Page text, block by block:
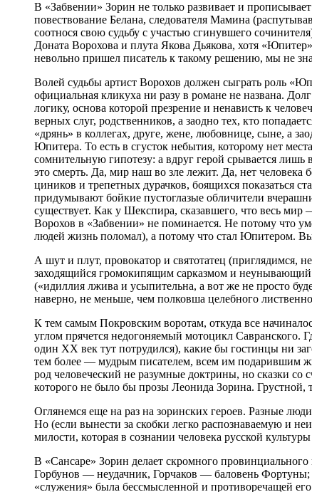
В «Забвении» Зорин не только развивает и
повествование Белана, следователя Мамина
соотнося свою судьбу с участью сгинувшего
Доната Ворохова и плута Якова Дьякова, хотя
невольно пришел писатель к такому решению, мы не
Волей судьбы артист Ворохов должен сыграть роль
официальная кликуха ни разу в романе не названа.
логику, основа которой презрение и ненависть к
верных слуг, родственников, а заодно тех, кто
«дрянь» в коллегах, друге, жене, любовнице, сыне, а
Юпитера. То есть в сгусток небытия, которому нет
сомнительную гипотезу: а вдруг герой срывается
это смерть. Да, мир наш во зле лежит. Да, нет человека
циников и трепетных дурачков, боящихся показаться
придумывают бойкие пустоглазые обличители
существует. Как у Шекспира, сказавшего, что весь
Ворохов в «Забвении» не поминается. Не потому что
людей жизнь поломал), а потому что стал Юпитером.
А шут и плут, провокатор и святотатец (приглядимся,
заходящийся громокипящим сарказмом и неунывающий
(«идиллия лжива и усыпительна, а вот же не просто
наверно, не меньше, чем полковша целебного
К тем самым Покровским воротам, откуда все
углом прячется недогоняемый мотоцикл Савранского.
один ХХ век тут потрудился), какие бы гостинцы ни
тем более — мудрым писателем, всем им подарившим
род человеческий не разумные доктрины, но сказки
которого не было бы прозы Леонида Зорина. Грустной,
Оглянемся еще на раз на зоринских героев. Разные
Но (если вынести за скобки легко распознаваемую и
милости, которая в сознании человека русской
В «Сансаре» Зорин делает скромного
Горбунов — неудачник, Горчаков — баловень Фортуны;
«служения» была бессмысленной и противоречащей